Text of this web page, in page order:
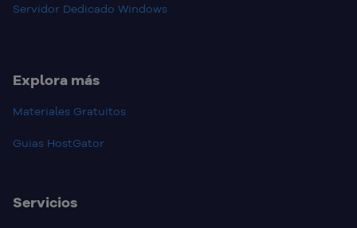
Servidor Dedicado Windows
Explora más
Materiales Gratuitos
Guias HostGator
Servicios